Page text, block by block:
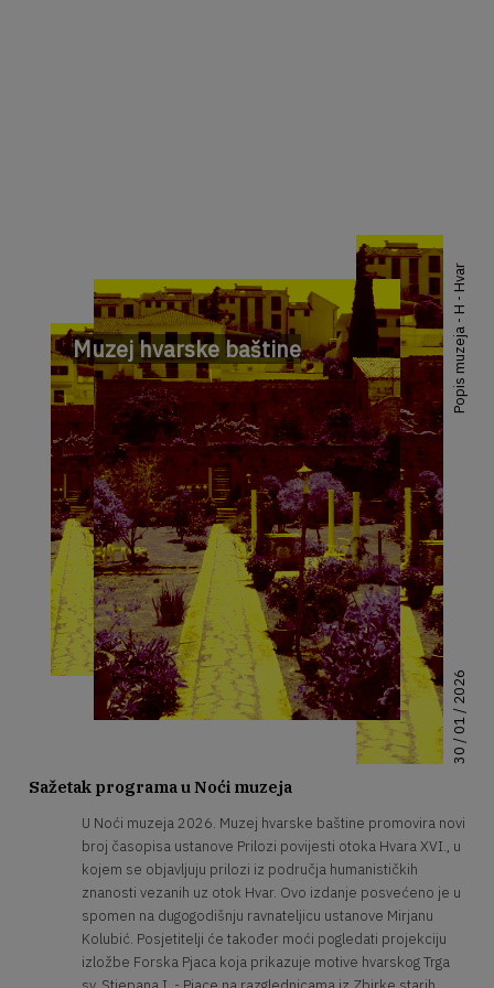
Muzej hvarske baštine
30 / 01 / 2026
Popis muzeja - H - Hvar
Sažetak programa u Noći muzeja
U Noći muzeja 2026. Muzej hvarske baštine promovira novi
broj časopisa ustanove Prilozi povijesti otoka Hvara XVI., u
kojem se objavljuju prilozi iz područja humanističkih
znanosti vezanih uz otok Hvar. Ovo izdanje posvećeno je u
spomen na dugogodišnju ravnateljicu ustanove Mirjanu
Kolubić. Posjetitelji će također moći pogledati projekciju
izložbe Forska Pjaca koja prikazuje motive hvarskog Trga